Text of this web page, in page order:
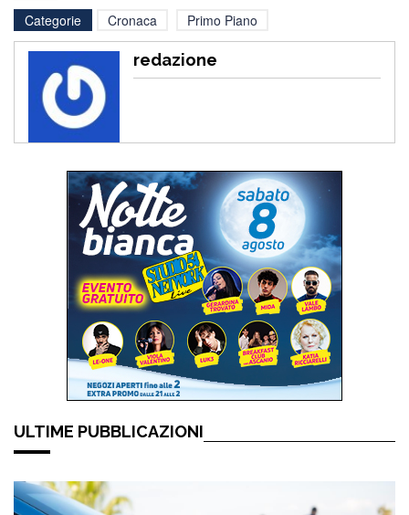
Categorie
Cronaca Primo Piano
redazione
ULTIME PUBBLICAZIONI